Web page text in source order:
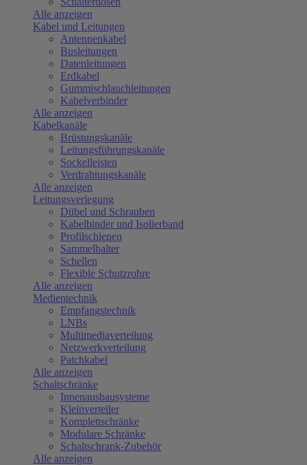
Alle anzeigen
Kabel und Leitungen
Antennenkabel
Busleitungen
Datenleitungen
Erdkabel
Gummischlauchleitungen
Kabelverbinder
Alle anzeigen
Kabelkanäle
Brüstungskanäle
Leitungsführungskanäle
Sockelleisten
Verdrahtungskanäle
Alle anzeigen
Leitungsverlegung
Dübel und Schrauben
Kabelbinder und Isolierband
Profilschienen
Sammelhalter
Schellen
Flexible Schutzrohre
Alle anzeigen
Medientechnik
Empfangstechnik
LNBs
Multimediaverteilung
Netzwerkverteilung
Patchkabel
Alle anzeigen
Schaltschränke
Innenausbausysteme
Kleinverteiler
Komplettschränke
Modulare Schränke
Schaltschrank-Zubehör
Alle anzeigen